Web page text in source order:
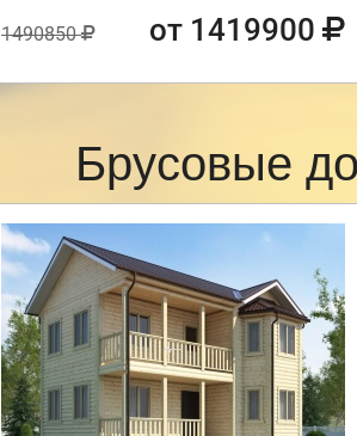
1490850 от 1419900
Брусовые